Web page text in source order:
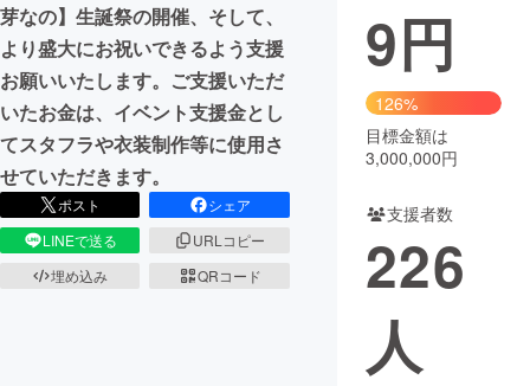
まちづくり・地域活性化
CAMPFIRE for Social Good
CAMPFIRE Creation
CAMPFIREふるさと納税
コミュニティ
芽なの】生誕祭の開催、そして、
より盛大にお祝いできるよう支援
お願いいたします。ご支援いただ
いたお金は、イベント支援金とし
てスタフラや衣装制作等に使用さ
せていただきます。
ポスト
シェア
LINEで送る
URLコピー
埋め込み
QRコード
9円
126%
目標金額は
3,000,000円
支援者数
226
人